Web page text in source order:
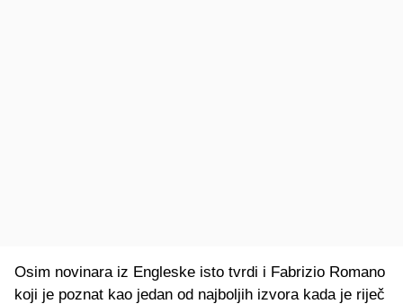
Osim novinara iz Engleske isto tvrdi i Fabrizio Romano
koji je poznat kao jedan od najboljih izvora kada je riječ